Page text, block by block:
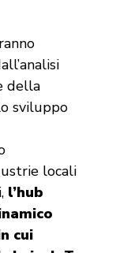
della
sviluppo
locali
l’hub
cui